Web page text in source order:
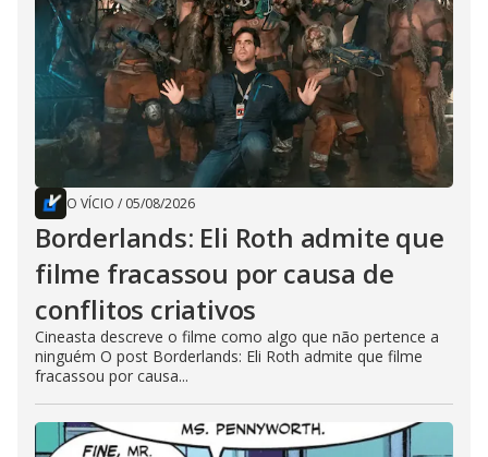
O VÍCIO / 05/08/2026
Borderlands: Eli Roth admite que
filme fracassou por causa de
conflitos criativos
Cineasta descreve o filme como algo que não pertence a
ninguém O post Borderlands: Eli Roth admite que filme
fracassou por causa...